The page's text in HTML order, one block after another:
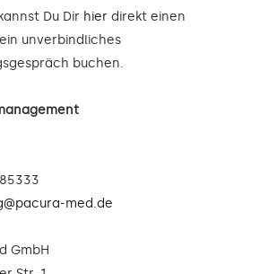
Du Dir hier direkt einen
unverbindliches
buchen.
med.de
GmbH